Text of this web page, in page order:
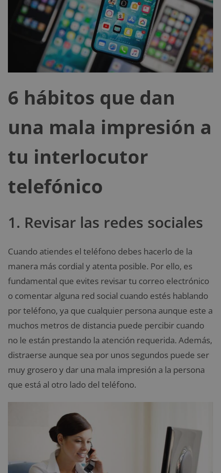
6 hábitos que dan
una mala impresión a
tu interlocutor
telefónico
1. Revisar las redes sociales
Cuando atiendes el teléfono debes hacerlo de la
manera más cordial y atenta posible. Por ello, es
fundamental que evites revisar tu correo electrónico
o comentar alguna red social cuando estés hablando
por teléfono, ya que cualquier persona aunque este a
muchos metros de distancia puede percibir cuando
no le están prestando la atención requerida. Además,
distraerse aunque sea por unos segundos puede ser
muy grosero y dar una mala impresión a la persona
que está al otro lado del teléfono.